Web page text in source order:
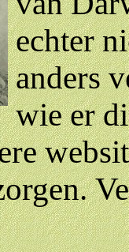
echter
anders
wie er